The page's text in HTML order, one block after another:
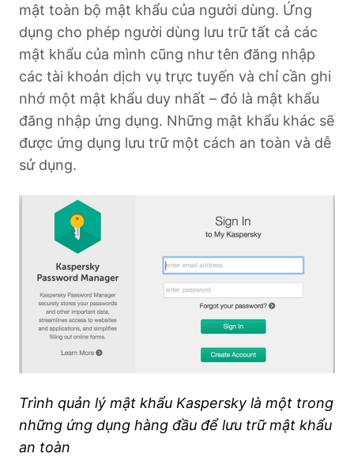
mật toàn bộ mật khẩu của người dùng. Ứng
dụng cho phép người dùng lưu trữ tất cả các
mật khẩu của mình cũng như tên đăng nhập
các tài khoản dịch vụ trực tuyến và chỉ cần ghi
nhớ một mật khẩu duy nhất – đó là mật khẩu
đăng nhập ứng dụng. Những mật khẩu khác sẽ
được ứng dụng lưu trữ một cách an toàn và dễ
sử dụng.
Trình quản lý mật khẩu Kaspersky là một trong
những ứng dụng hàng đầu để lưu trữ mật khẩu
an toàn